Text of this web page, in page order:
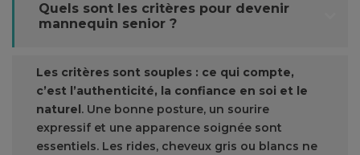
Quels sont les critères pour devenir
mannequin senior ?
Les critères sont souples : ce qui compte,
c’est l’authenticité, la confiance en soi et le
naturel . Une bonne posture, un sourire
expressif et une apparence soignée sont
essentiels. Les rides, cheveux gris ou blancs ne